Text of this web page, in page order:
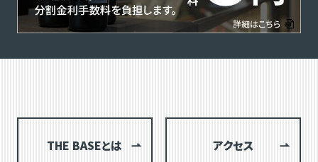
THE BASEとは アクセス